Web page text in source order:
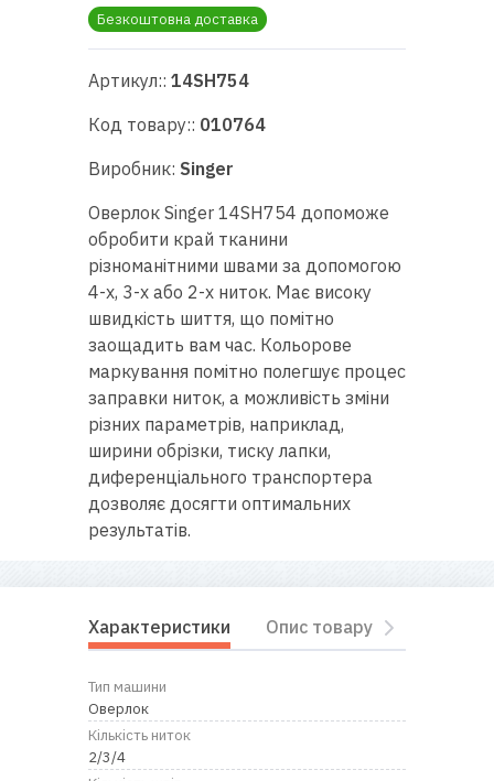
техніки
поради
Контакти
нас
Безкоштовна доставка
Артикул:: 14SH754
Код товару:: 010764
Виробник: Singer
Оверлок Singer 14SH754 допоможе
обробити край тканини
різноманітними швами за допомогою
4-х, 3-х або 2-х ниток. Має високу
швидкість шиття, що помітно
заощадить вам час. Кольорове
маркування помітно полегшує процес
заправки ниток, а можливість зміни
різних параметрів, наприклад,
ширини обрізки, тиску лапки,
диференціального транспортера
дозволяє досягти оптимальних
результатів.
Характеристики Опис товару
Тип машини
Оверлок
Кількість ниток
2/3/4